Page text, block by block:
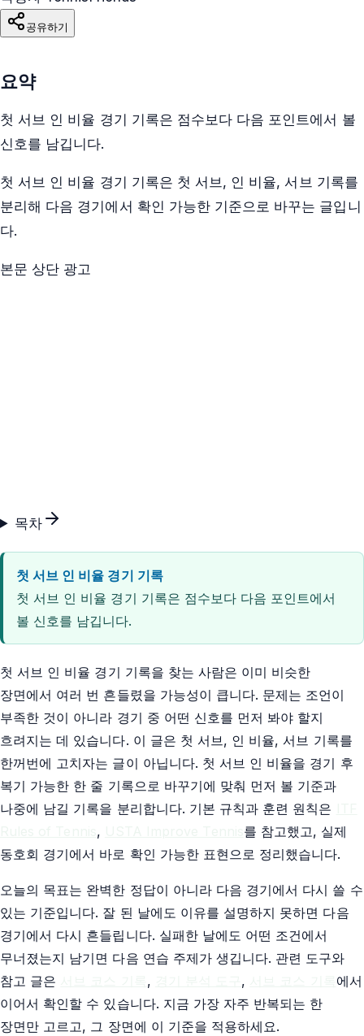
공유하기
요약
첫 서브 인 비율 경기 기록은 점수보다 다음 포인트에서 볼
신호를 남깁니다.
첫 서브 인 비율 경기 기록은 첫 서브, 인 비율, 서브 기록를
분리해 다음 경기에서 확인 가능한 기준으로 바꾸는 글입니
다.
본문 상단 광고
목차
첫 서브 인 비율 경기 기록
첫 서브 인 비율 경기 기록은 점수보다 다음 포인트에서
볼 신호를 남깁니다.
첫 서브 인 비율 경기 기록을 찾는 사람은 이미 비슷한
장면에서 여러 번 흔들렸을 가능성이 큽니다. 문제는 조언이
부족한 것이 아니라 경기 중 어떤 신호를 먼저 봐야 할지
흐려지는 데 있습니다. 이 글은 첫 서브, 인 비율, 서브 기록를
한꺼번에 고치자는 글이 아닙니다. 첫 서브 인 비율을 경기 후
복기 가능한 한 줄 기록으로 바꾸기에 맞춰 먼저 볼 기준과
나중에 남길 기록을 분리합니다. 기본 규칙과 훈련 원칙은
,
를 참고했고, 실제
동호회 경기에서 바로 확인 가능한 표현으로 정리했습니다.
오늘의 목표는 완벽한 정답이 아니라 다음 경기에서 다시 쓸 수
있는 기준입니다. 잘 된 날에도 이유를 설명하지 못하면 다음
경기에서 다시 흔들립니다. 실패한 날에도 어떤 조건에서
무너졌는지 남기면 다음 연습 주제가 생깁니다. 관련 도구와
참고 글은
, ,
에서
이어서 확인할 수 있습니다. 지금 가장 자주 반복되는 한
장면만 고르고, 그 장면에 이 기준을 적용하세요.